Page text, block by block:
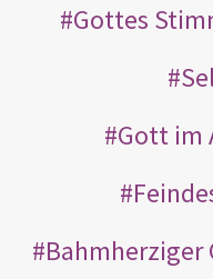
Gottes
Gott im
Bahmherziger